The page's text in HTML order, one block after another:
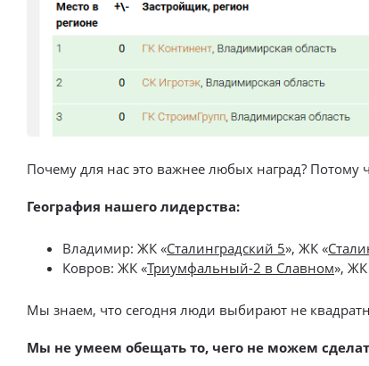
Почему для нас это важнее любых наград? Потому
География нашего лидерства:
Владимир: ЖК «Сталинградский 5», ЖК «
Ковров: ЖК «Триумфальный-2 в Славном», ЖК
Мы знаем, что сегодня люди выбирают не
Мы не умеем обещать то, чего не можем